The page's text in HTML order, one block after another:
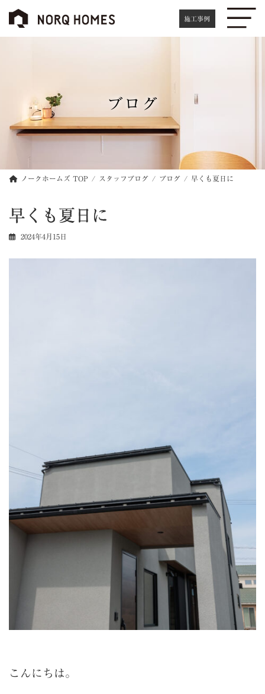
施工事例
ブログ
ノークホームズ TOP スタッフブログ ブログ 早くも夏日に
早くも夏日に
2024年4月15日
こんにちは。